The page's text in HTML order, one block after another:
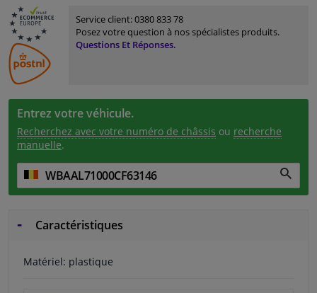
Service client:0380 833 78
Posez votre question à nos spécialistes produits.
Questions Et Réponses.
Entrez votre véhicule.
Recherchez avec votre numéro de châssis ou recherche
manuelle.
Caractéristiques
Matériel: plastique